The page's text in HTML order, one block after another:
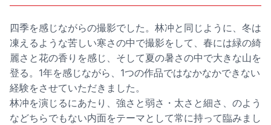
四季を感じながらの撮影でした。林冲と同じように、冬は
凍えるような苦しい寒さの中で撮影をして、春には緑の綺
麗さと花の香りを感じ、そして夏の暑さの中で大きな山を
登る。1年を感じながら、1つの作品ではなかなかできない
経験をさせていただきました。
林冲を演じるにあたり、強さと弱さ・太さと細さ、のよう
などちらでもない内面をテーマとして常に持って臨みまし